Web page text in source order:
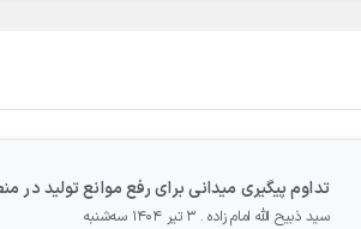
تداوم پیگیری میدانی برای رفع موانع تولید در
سید ذبیح الله امام زاده ۳ تیر ۱۴۰۴ سه‌شنبه